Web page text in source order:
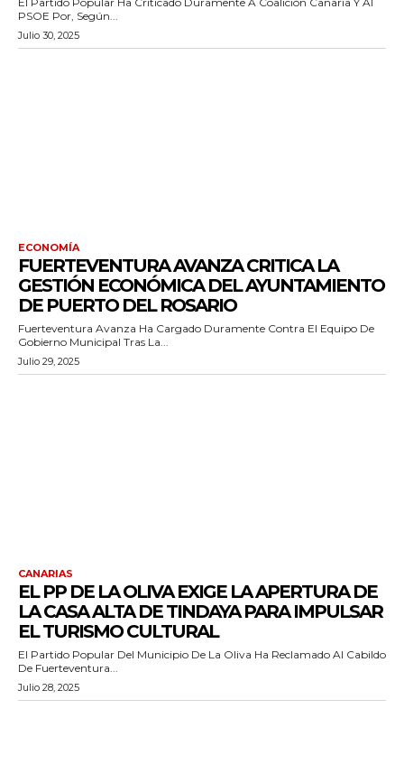
PSOE Por, Según...
Julio 30, 2025
ECONOMÍA
FUERTEVENTURA AVANZA CRITICA LA
GESTIÓN ECONÓMICA DEL AYUNTAMIENTO
DE PUERTO DEL ROSARIO
Fuerteventura Avanza Ha Cargado Duramente Contra El Equipo De
Gobierno Municipal Tras La...
Julio 29, 2025
CANARIAS
EL PP DE LA OLIVA EXIGE LA APERTURA DE
LA CASA ALTA DE TINDAYA PARA IMPULSAR
EL TURISMO CULTURAL
El Partido Popular Del Municipio De La Oliva Ha Reclamado Al Cabildo
De Fuerteventura...
Julio 28, 2025